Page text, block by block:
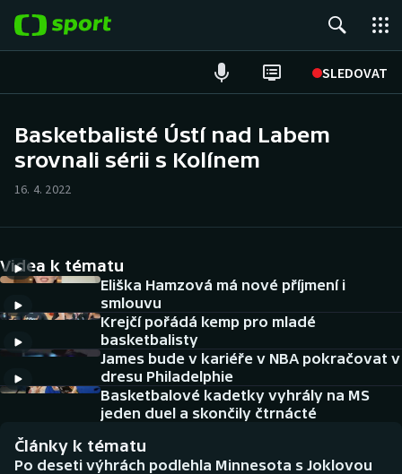
SLEDOVAT
Hokej
Cyklistika
DALŠÍ SPORTY
Americký fotbal
Baseball a softbal
Basketbal
NEPŘEHLÉDNĚTE
Historické návraty
Basketbalisté Ústí nad Labem
srovnali sérii s Kolínem
16. 4. 2022
Videa k tématu
Eliška Hamzová má nové příjmení i
smlouvu
Krejčí pořádá kemp pro mladé
basketbalisty
James bude v kariéře v NBA pokračovat v
dresu Philadelphie
Basketbalové kadetky vyhrály na MS
jeden duel a skončily čtrnácté
Články k tématu
Po deseti výhrách podlehla Minnesota s Joklovou